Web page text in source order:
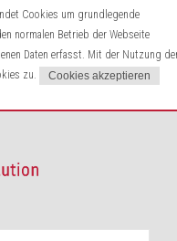
Cookies um grundlegende
normalen Betrieb der Webseite
Daten erfasst. Mit der Nutzung
zu.